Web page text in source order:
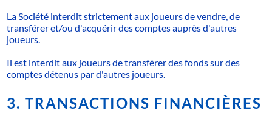
La Société interdit strictement aux joueurs de vendre, de
transférer et/ou d'acquérir des comptes auprès d'autres
joueurs.
Il est interdit aux joueurs de transférer des fonds sur des
comptes détenus par d'autres joueurs.
3. TRANSACTIONS FINANCIÈRES